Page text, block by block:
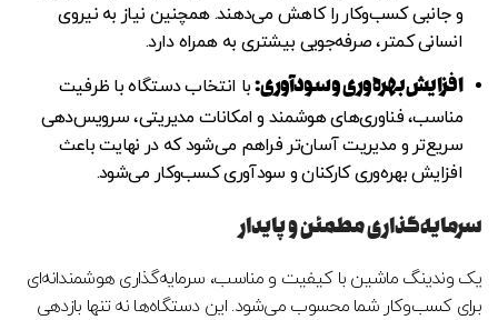
و جانبی کسب‌وکار را کاهش می‌دهند. همچنین نیاز به نیروی
انسانی کمتر، صرفه‌جویی بیشتری به همراه دارد.
افزایش بهره‌وری و سودآوری:با انتخاب دستگاه با ظرفیت
مناسب، فناوری‌های هوشمند و امکانات مدیریتی، سرویس‌دهی
سریع‌تر و مدیریت آسان‌تر فراهم می‌شود که در نهایت باعث
افزایش بهره‌وری کارکنان و سودآوری کسب‌وکار می‌شود.
سرمایه‌گذاری مطمئن و پایدار
یک وندینگ ماشین با کیفیت و مناسب، سرمایه‌گذاری هوشمندانه‌ای
برای کسب‌وکار شما محسوب می‌شود. این دستگاه‌ها نه تنها بازدهی